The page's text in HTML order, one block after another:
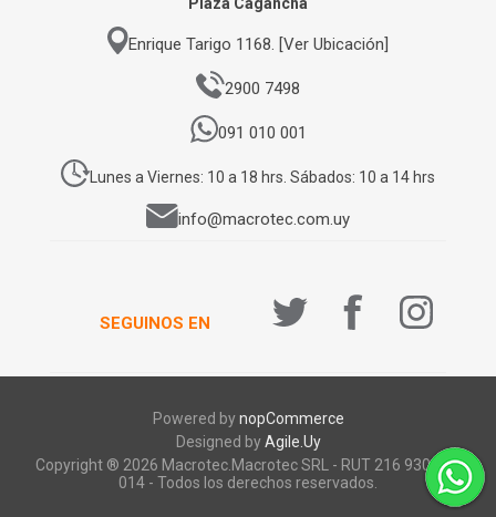
Enrique Tarigo 1168. [Ver Ubicación]
2900 7498
091 010 001
Lunes a Viernes: 10 a 18 hrs. Sábados: 10 a 14 hrs
info@macrotec.com.uy
SEGUINOS EN
Powered bynopCommerce
Designed byAgile.Uy
Copyright ® 2026 Macrotec.Macrotec SRL - RUT 216 930 920
014 - Todos los derechos reservados.